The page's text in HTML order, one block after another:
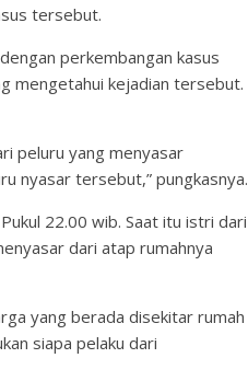
tersebut.
perkembangan kasus
mengetahui kejadian tersebut.
peluru yang menyasar
nyasar tersebut,” pungkasnya.
22.00 wib. Saat itu istri dari
dari atap rumahnya
yang berada disekitar rumah
siapa pelaku dari